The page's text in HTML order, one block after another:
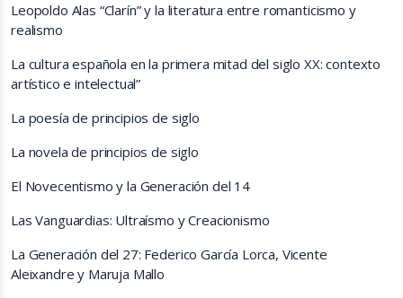
Leopoldo Alas “Clarín” y la literatura entre romanticismo y
realismo
La cultura española en la primera mitad del siglo XX: contexto
artístico e intelectual”
La poesía de principios de siglo
La novela de principios de siglo
El Novecentismo y la Generación del 14
Las Vanguardias: Ultraísmo y Creacionismo
La Generación del 27: Federico García Lorca, Vicente
Aleixandre y Maruja Mallo